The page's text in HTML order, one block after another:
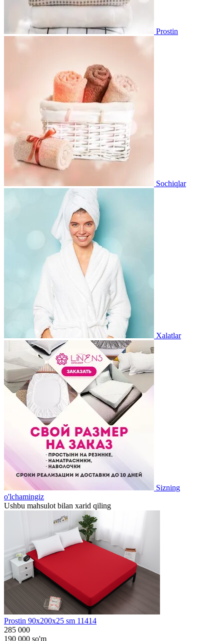
Prostin
Sochiqlar
Xalatlar
Sizning
o'lchamingiz
Ushbu mahsulot bilan xarid qiling
Prostin 90x200x25 sm 11414
285 000
190 000 so'm